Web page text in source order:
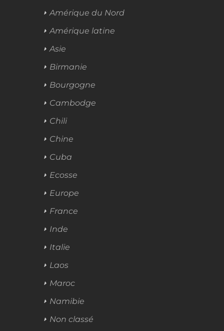
Amérique du Nord
Amérique latine
Asie
Birmanie
Bourgogne
Cambodge
Chili
Chine
Cuba
Ecosse
Europe
France
Inde
Italie
Laos
Maroc
Namibie
Non classé